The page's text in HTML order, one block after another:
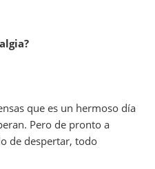
que es un hermoso día
Pero de pronto a
de despertar, todo